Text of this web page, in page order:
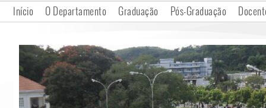
Início O Departamento Graduação Pós-Graduação